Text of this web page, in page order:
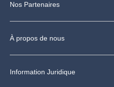
Nos Partenaires
À propos de nous
Information Juridique